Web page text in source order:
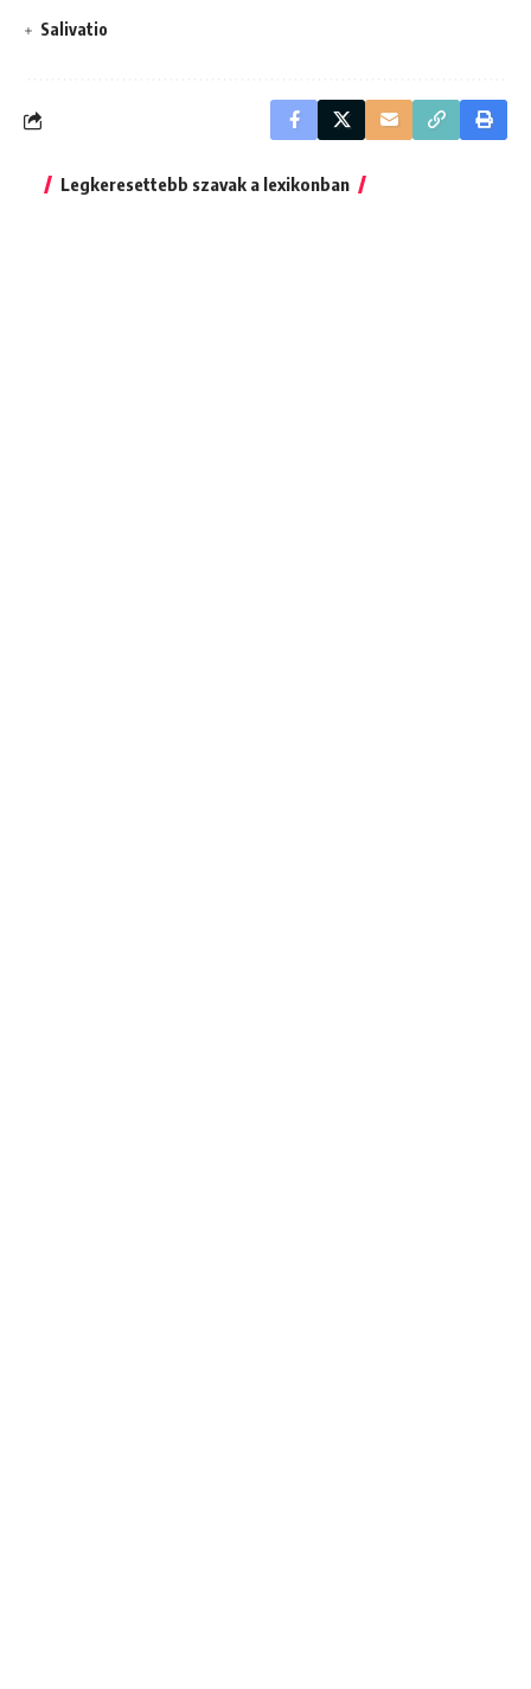
Salivatio
Legkeresettebb szavak a lexikonban